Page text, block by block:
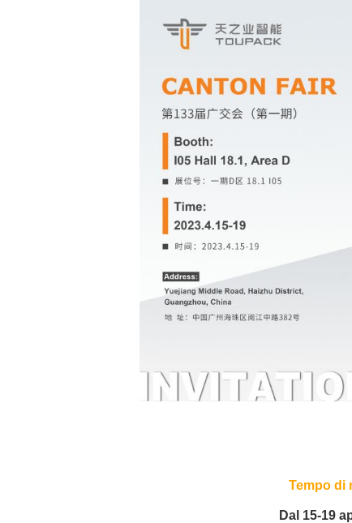
Tempo di
Dal 15-19